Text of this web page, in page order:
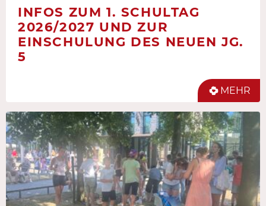
INFOS ZUM 1. SCHULTAG
2026/2027 UND ZUR
EINSCHULUNG DES NEUEN JG.
5
MEHR